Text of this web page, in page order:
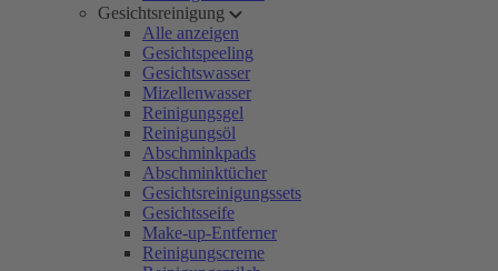
Gesichtsreinigung
Alle anzeigen
Gesichtspeeling
Gesichtswasser
Mizellenwasser
Reinigungsgel
Reinigungsöl
Abschminkpads
Abschminktücher
Gesichtsreinigungssets
Gesichtsseife
Make-up-Entferner
Reinigungscreme